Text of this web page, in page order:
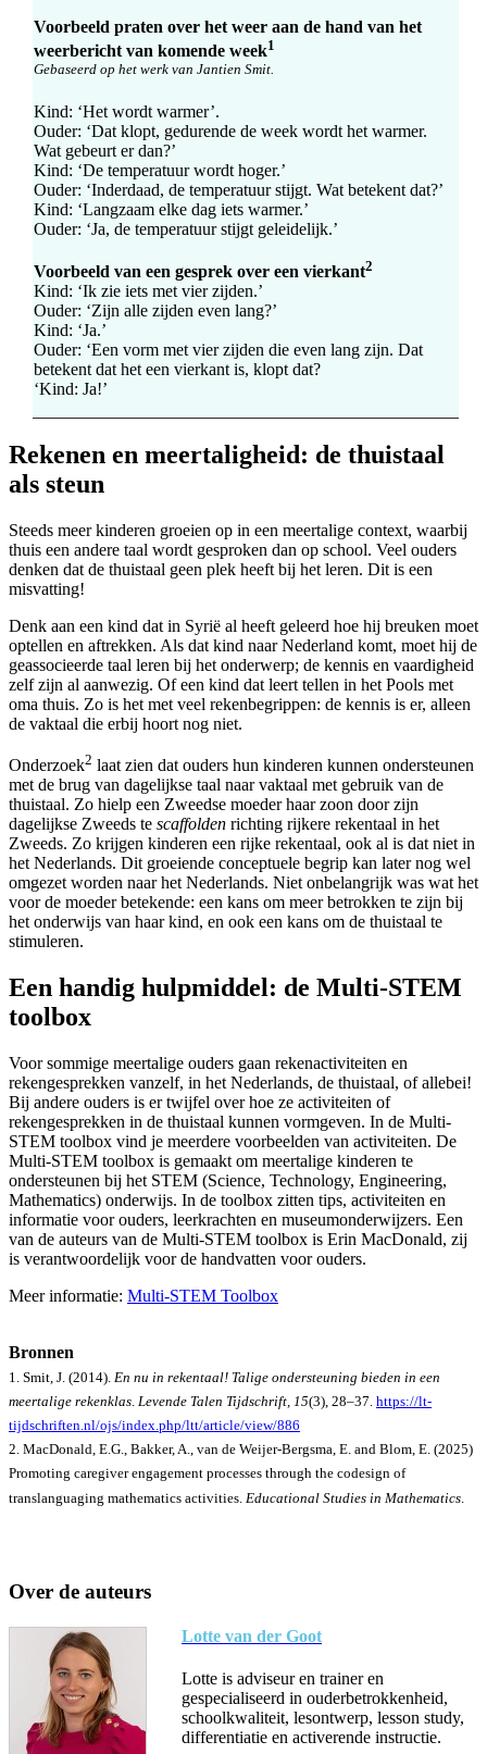
Voorbeeld praten over het weer aan de hand van het
weerbericht van komende week1
Gebaseerd op het werk van Jantien Smit.
Kind: ‘Het wordt warmer’.
Ouder: ‘Dat klopt, gedurende de week wordt het warmer.
Wat gebeurt er dan?’
Kind: ‘De temperatuur wordt hoger.’
Ouder: ‘Inderdaad, de temperatuur stijgt. Wat betekent dat?’
Kind: ‘Langzaam elke dag iets warmer.’
Ouder: ‘Ja, de temperatuur stijgt geleidelijk.’
Voorbeeld van een gesprek over een vierkant2
Kind: ‘Ik zie iets met vier zijden.’
Ouder: ‘Zijn alle zijden even lang?’
Kind: ‘Ja.’
Ouder: ‘Een vorm met vier zijden die even lang zijn. Dat
betekent dat het een vierkant is, klopt dat?
‘Kind: Ja!’
Rekenen en meertaligheid: de thuistaal
als steun
Steeds meer kinderen groeien op in een meertalige context, waarbij
thuis een andere taal wordt gesproken dan op school. Veel ouders
denken dat de thuistaal geen plek heeft bij het leren. Dit is een
misvatting!
Denk aan een kind dat in Syrië al heeft geleerd hoe hij breuken moet
optellen en aftrekken. Als dat kind naar Nederland komt, moet hij de
geassocieerde taal leren bij het onderwerp; de kennis en vaardigheid
zelf zijn al aanwezig. Of een kind dat leert tellen in het Pools met
oma thuis. Zo is het met veel rekenbegrippen: de kennis is er, alleen
de vaktaal die erbij hoort nog niet.
Onderzoek2 laat zien dat ouders hun kinderen kunnen ondersteunen
met de brug van dagelijkse taal naar vaktaal met gebruik van de
thuistaal. Zo hielp een Zweedse moeder haar zoon door zijn
dagelijkse Zweeds te scaffolden richting rijkere rekentaal in het
Zweeds. Zo krijgen kinderen een rijke rekentaal, ook al is dat niet in
het Nederlands. Dit groeiende conceptuele begrip kan later nog wel
omgezet worden naar het Nederlands. Niet onbelangrijk was wat het
voor de moeder betekende: een kans om meer betrokken te zijn bij
het onderwijs van haar kind, en ook een kans om de thuistaal te
stimuleren.
Een handig hulpmiddel: de Multi-STEM
toolbox
Voor sommige meertalige ouders gaan rekenactiviteiten en
rekengesprekken vanzelf, in het Nederlands, de thuistaal, of allebei!
Bij andere ouders is er twijfel over hoe ze activiteiten of
rekengesprekken in de thuistaal kunnen vormgeven. In de Multi-
STEM toolbox vind je meerdere voorbeelden van activiteiten. De
Multi-STEM toolbox is gemaakt om meertalige kinderen te
ondersteunen bij het STEM (Science, Technology, Engineering,
Mathematics) onderwijs. In de toolbox zitten tips, activiteiten en
informatie voor ouders, leerkrachten en museumonderwijzers. Een
van de auteurs van de Multi-STEM toolbox is Erin MacDonald, zij
is verantwoordelijk voor de handvatten voor ouders.
Meer informatie: Multi-STEM Toolbox
Bronnen
1. Smit, J. (2014). En nu in rekentaal! Talige ondersteuning bieden in een
meertalige rekenklas. Levende Talen Tijdschrift, 15(3), 28–37. https://lt-
tijdschriften.nl/ojs/index.php/ltt/article/view/886
2. MacDonald, E.G., Bakker, A., van de Weijer-Bergsma, E. and Blom, E. (2025)
Promoting caregiver engagement processes through the codesign of
translanguaging mathematics activities. Educational Studies in Mathematics
Over de auteurs
Lotte van der Goot
Lotte is adviseur en trainer en
gespecialiseerd in ouderbetrokkenheid,
schoolkwaliteit, lesontwerp, lesson study,
differentiatie en activerende instructie.